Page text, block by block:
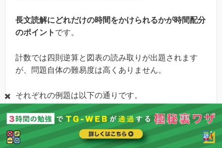
長文読解にどれだけの時間をかけられるかが時間配分
のポイント です。
計数では四則逆算と図表の読み取りが出題されます
が、問題自体の難易度は高くありません。
それぞれの例題は以下の通りです。
【四則逆算の例題】
□にあてはまる数字を1〜5の中から選びなさい。